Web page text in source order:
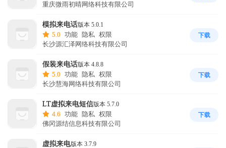
重庆微雨初晴网络科技有限公司
模拟来电话版本 5.0.1
5.0 功能 隐私 权限
长沙源汇泽网络科技有限公司
下载
假装来电话版本 4.8.8
5.0 功能 隐私 权限
长沙慧海网络科技有限公司
下载
LT虚拟来电短信版本 5.7.0
4.6 功能 隐私 权限
佛冈源结信息科技有限公司
下载
虚拟来电版本 3.7.9